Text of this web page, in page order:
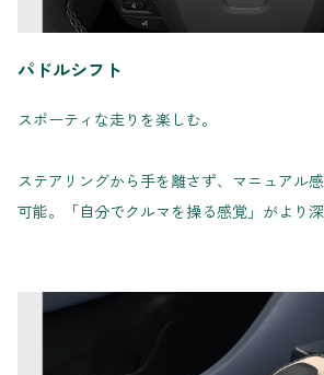
パドルシフト
スポーティな走りを楽しむ。
ステアリングから手を離さず、マニュアル
可能。「自分でクルマを操る感覚」がより深